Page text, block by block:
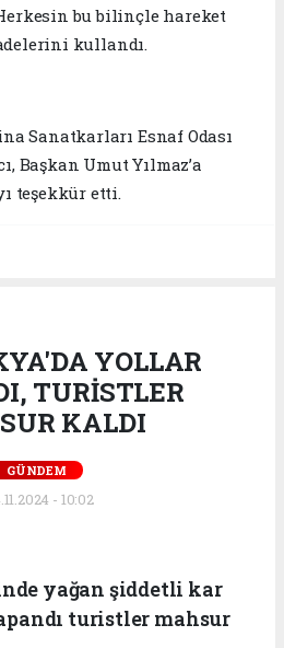
bu bilinçle hareket
kullandı.
Sanatkarları Esnaf Odası
Başkan Umut Yılmaz’a
teşekkür etti.
YOLLAR
TURİSTLER
KALDI
GÜNDEM
- 10:02
yağan şiddetli kar
turistler mahsur